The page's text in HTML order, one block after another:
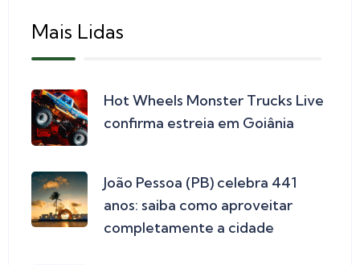
Mais Lidas
Hot Wheels Monster Trucks Live
confirma estreia em Goiânia
João Pessoa (PB) celebra 441
anos: saiba como aproveitar
completamente a cidade